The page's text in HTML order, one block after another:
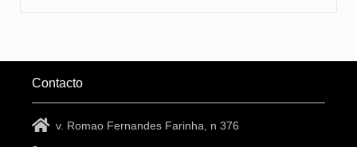
Contacto
v. Romao Fernandes Farinha, n 376